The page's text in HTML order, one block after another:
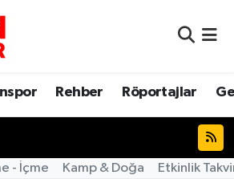
Rehber Röportajlar
- İçme Kamp & Doğa Etkinlik
Eczaneler
Durumu
Vakitleri